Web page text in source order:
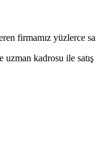
firmamız yüzlerce
uzman kadrosu ile